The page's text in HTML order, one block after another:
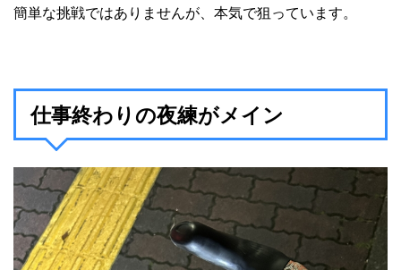
簡単な挑戦ではありませんが、本気で狙っています。
仕事終わりの夜練がメイン